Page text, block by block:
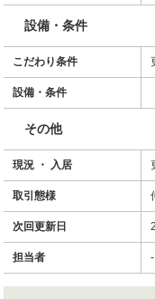
設備・条件
こだわり条件
設備・条件
その他
現況 ・ 入居
取引態様
次回更新日
担当者 -